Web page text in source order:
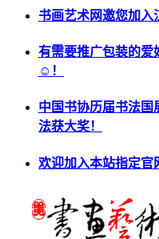
书画艺术网邀您加入
有需要推广包装的爱
☺！
中国书协历届书法国
法获大奖！
欢迎加入本站指定官